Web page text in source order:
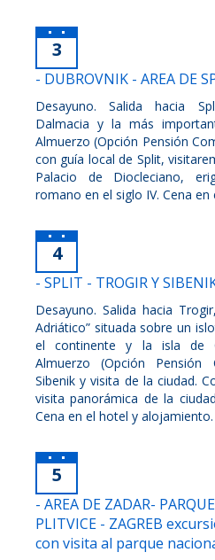
3
- DUBROVNIK - AREA DE
Desayuno. Salida hacia
Dalmacia y la más
Almuerzo (Opción Pensión
con guía local de Split,
Palacio de Diocleciano,
romano en el siglo IV. Cena
4
- SPLIT - TROGIR Y
Desayuno. Salida hacia
Adriático” situada sobre un
el continente y la isla de
Almuerzo (Opción Pensión
Sibenik y visita de la ciudad.
visita panorámica de la
Cena en el hotel y alojamiento.
5
- AREA DE ZADAR-
PLITVICE - ZAGREB
con visita al parque